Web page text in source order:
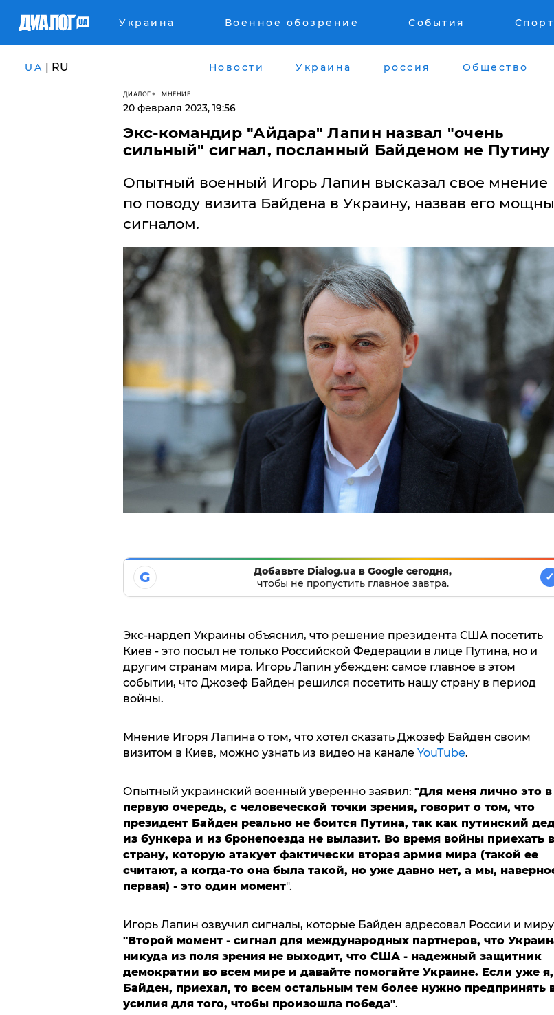
Украина Военное обозрение События Спорт
UA | RU Новости Украина россия Общество
ДИАЛОГ МНЕНИЕ
20 февраля 2023, 19:56
Экс-командир "Айдара" Лапин назвал "очень
сильный" сигнал, посланный Байденом не Путину
Опытный военный Игорь Лапин высказал свое мнение
по поводу визита Байдена в Украину, назвав его
сигналом.
G
Добавьте Dialog.ua в Google сегодня,
чтобы не пропустить главное завтра.
✓
Экс-нардеп Украины объяснил, что решение президента США посетить
Киев - это посыл не только Российской Федерации в лице Путина, но и
другим странам мира. Игорь Лапин убежден: самое главное в этом
событии, что Джозеф Байден решился посетить нашу страну в период
войны.
Мнение Игоря Лапина о том, что хотел сказать Джозеф Байден своим
визитом в Киев, можно узнать из видео на канале YouTube.
Опытный украинский военный уверенно заявил: "Для меня лично это в
первую очередь, с человеческой точки зрения, говорит о том, что
президент Байден реально не боится Путина, так как путинский
из бункера и из бронепоезда не вылазит. Во время войны приехать в
страну, которую атакует фактически вторая армия мира (такой ее
считают, а когда-то она была такой, но уже давно нет, а мы,
первая) - это один момент".
Игорь Лапин озвучил сигналы, которые Байден адресовал России и
"Второй момент - сигнал для международных партнеров, что
никуда из поля зрения не выходит, что США - надежный защитник
демократии во всем мире и давайте помогайте Украине. Если уже я,
Байден, приехал, то всем остальным тем более нужно предпринять
усилия для того, чтобы произошла победа".